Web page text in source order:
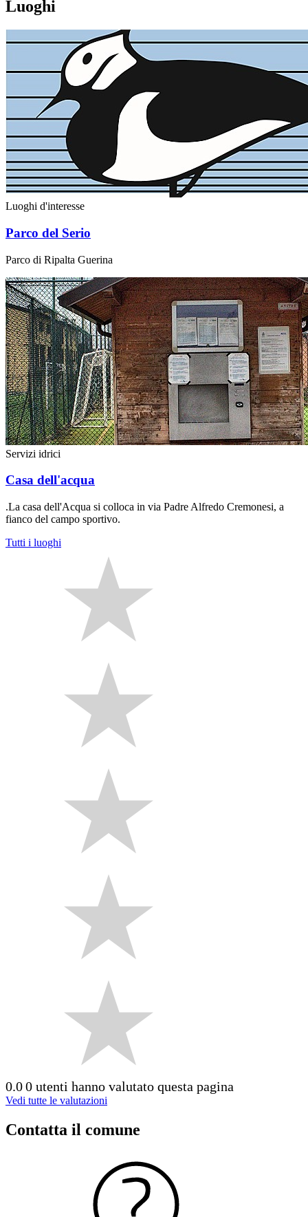
Luoghi
Luoghi d'interesse
Parco del Serio
Parco di Ripalta Guerina
Servizi idrici
Casa dell'acqua
.La casa dell'Acqua si colloca in via Padre Alfredo Cremonesi, a
fianco del campo sportivo.
Tutti i luoghi
0.00 utenti hanno valutato questa pagina
Vedi tutte le valutazioni
Contatta il comune